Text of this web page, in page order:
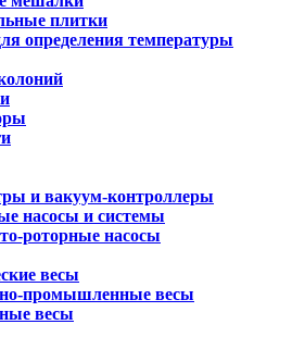
плитки
определения температуры
и вакуум-контроллеры
насосы и системы
роторные насосы
весы
промышленные весы
весы